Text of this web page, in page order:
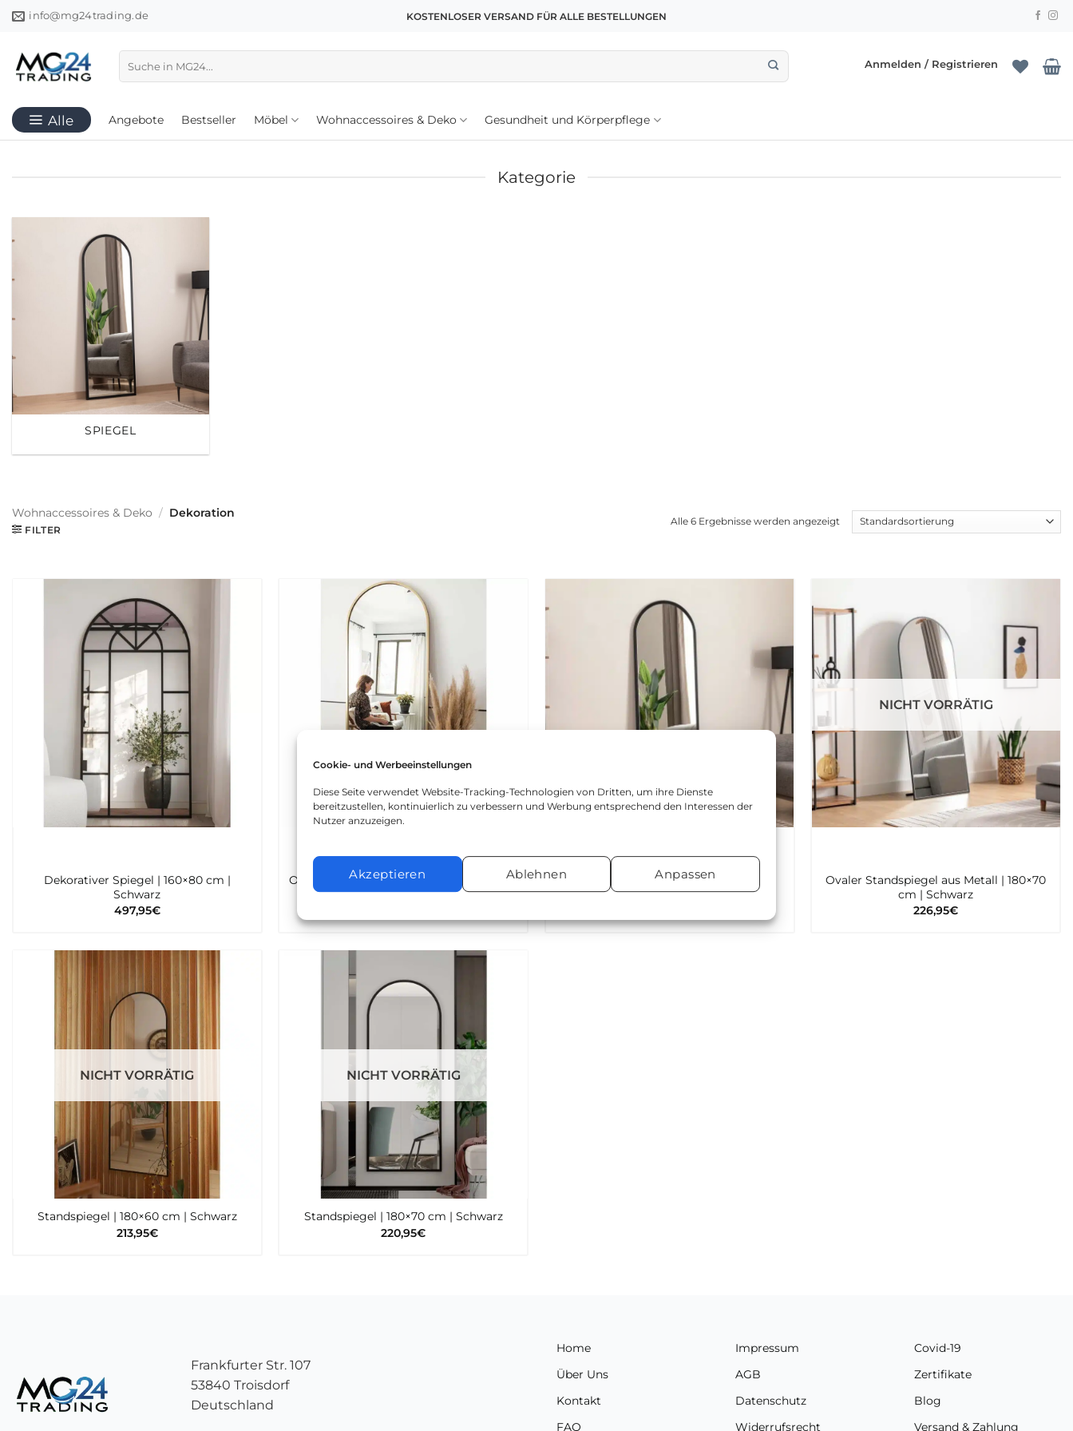
Cookie- und Werbeeinstellungen
Diese Seite verwendet Website-Tracking-Technologien von Dritten, um ihre Dienste
bereitzustellen, kontinuierlich zu verbessern und Werbung entsprechend den Interessen der
Nutzer anzuzeigen.
Akzeptieren Ablehnen Anpassen
Zum
springen
info@mg24trading.de KOSTENLOSER VERSAND FÜR ALLE BESTELLUNGEN
nach:
Anmelden / Registrieren
Angebote Bestseller Möbel Wohnaccessoires & Deko Gesundheit und Körperpflege
Kategorie
SPIEGEL
Wohnaccessoires & Deko / Dekoration
FILTER
Alle 6 Ergebnisse werden angezeigt
Dekorativer Spiegel | 160×80 cm |
Schwarz
497,95€
Ovaler Standspiegel | 180×60 cm | Gold &
Schwarz
hinzufügen
Ovaler Standspiegel | 180×60 cm |
Schwarz
Zur
wunschliste
hinzufügen
NICHT VORRÄTIG
Ovaler Standspiegel aus Metall | 180×70
cm | Schwarz
226,95€
NICHT VORRÄTIG
Standspiegel | 180×60 cm | Schwarz
213,95€
NICHT VORRÄTIG
Standspiegel | 180×70 cm | Schwarz
220,95€
Frankfurter Str. 107
53840 Troisdorf
Deutschland
Home
Über Uns
Kontakt
FAQ
Impressum
AGB
Datenschutz
Widerrufsrecht
Covid-19
Zertifikate
Blog
Versand & Zahlung